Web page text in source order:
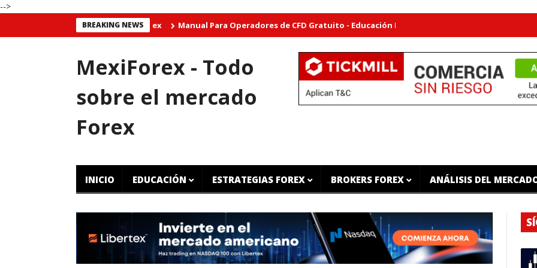
-->
BREAKING NEWSManual Para Operadores de CFD Gratuito - Educación Para Inversores Plan de Trading Gratuito
MexiForex - Todo
sobre el mercado
Forex
INICIO EDUCACIÓN ESTRATEGIAS FOREX BROKERS FOREX ANÁLISIS DEL